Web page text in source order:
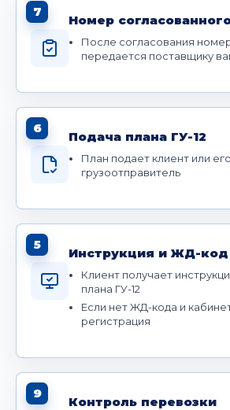
7
Номер
После согласования
передается поставщику
6
Подача плана ГУ-12
План подает клиент или его
грузоотправитель
5
Инструкция и ЖД-код
Клиент получает
плана ГУ-12
Если нет ЖД-кода и
регистрация
9
Контроль перевозки